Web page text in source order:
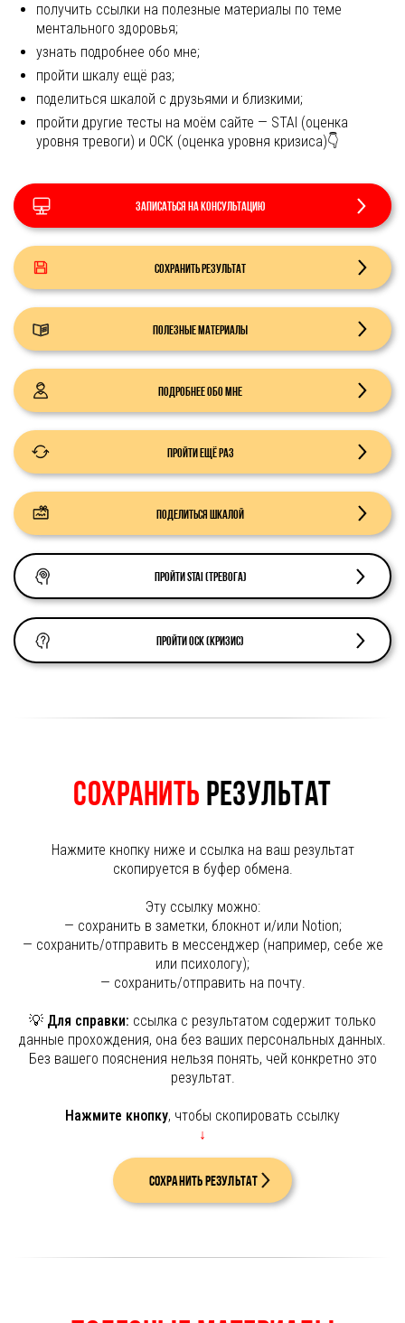
получить ссылки на полезные материалы по теме
ментального здоровья;
узнать подробнее обо мне;
пройти шкалу ещё раз;
поделиться шкалой с друзьями и близкими;
пройти другие тесты на моём сайте — STAI (оценка
уровня тревоги) и ОСК (оценка уровня кризиса)👇
Записаться на консультацию
Сохранить результат
Полезные материалы
Подробнее обо мне
Пройти ещё раз
Поделиться шкалой
Пройти STAI (тревога)
Пройти ОСК (кризис)
Сохранить результат
Нажмите кнопку ниже и ссылка на ваш результат
скопируется в буфер обмена.
Эту ссылку можно:
— сохранить в заметки, блокнот и/или Notion;
— сохранить/отправить в мессенджер (например, себе же
или психологу);
— сохранить/отправить на почту.
💡 Для справки: ссылка с результатом содержит только
данные прохождения, она без ваших персональных данных.
Без вашего пояснения нельзя понять, чей конкретно это
результат.
Нажмите кнопку, чтобы скопировать ссылку
↓
Сохранить результат